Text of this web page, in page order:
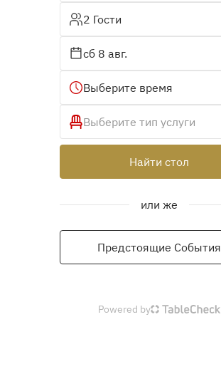
2 Гости
сб 8 авг.
Выберите время
Выберите тип услуги
Найти стол
или же
Предстоящие События
Powered by